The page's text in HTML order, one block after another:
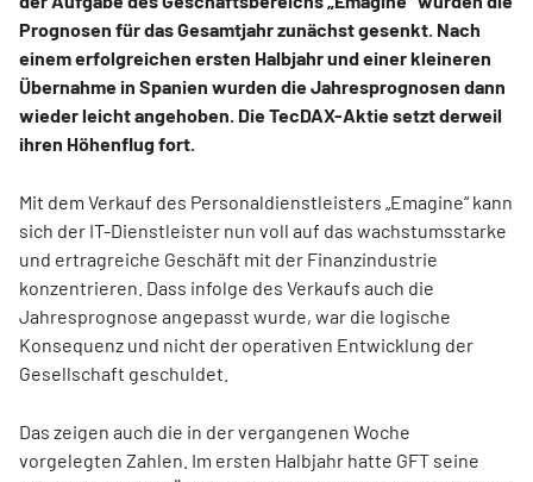
Prognosen für das Gesamtjahr zunächst gesenkt. Nach
einem erfolgreichen ersten Halbjahr und einer kleineren
Übernahme in Spanien wurden die Jahresprognosen dann
wieder leicht angehoben. Die TecDAX-Aktie setzt derweil
ihren Höhenflug fort.
Mit dem Verkauf des Personaldienstleisters „Emagine“ kann
sich der IT-Dienstleister nun voll auf das wachstumsstarke
und ertragreiche Geschäft mit der Finanzindustrie
konzentrieren. Dass infolge des Verkaufs auch die
Jahresprognose angepasst wurde, war die logische
Konsequenz und nicht der operativen Entwicklung der
Gesellschaft geschuldet.
Das zeigen auch die in der vergangenen Woche
vorgelegten Zahlen. Im ersten Halbjahr hatte GFT seine